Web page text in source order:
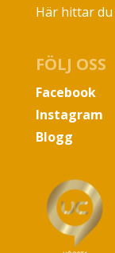
Här hittar du
FÖLJ OSS
Facebook
Instagram
Blogg